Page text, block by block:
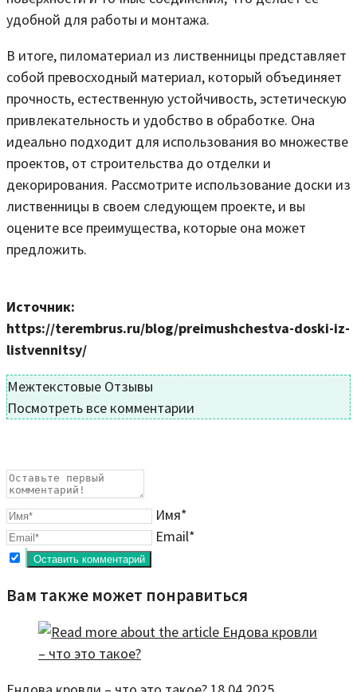
удобной для работы и монтажа.
В итоге, пиломатериал из лиственницы представляет
собой превосходный материал, который объединяет
прочность, естественную устойчивость, эстетическую
привлекательность и удобство в обработке. Она
идеально подходит для использования во множестве
проектов, от строительства до отделки и
декорирования. Рассмотрите использование доски из
лиственницы в своем следующем проекте, и вы
оцените все преимущества, которые она может
предложить.
Источник:
https://terembrus.ru/blog/preimushchestva-doski-iz-
listvennitsy/
Межтекстовые Отзывы
Посмотреть все комментарии
Имя*
Email*
Вам также может понравиться